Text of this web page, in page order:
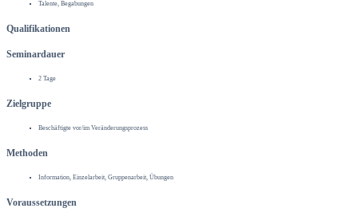
Talente, Begabungen
Qualifikationen
Seminardauer
2 Tage
Zielgruppe
Beschäftigte vor/im Veränderungsprozess
Methoden
Information, Einzelarbeit, Gruppenarbeit, Übungen
Voraussetzungen